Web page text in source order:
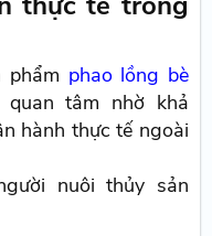
phẩm phao lồng bè
quan tâm nhờ khả
hành thực tế ngoài
nuôi thủy sản